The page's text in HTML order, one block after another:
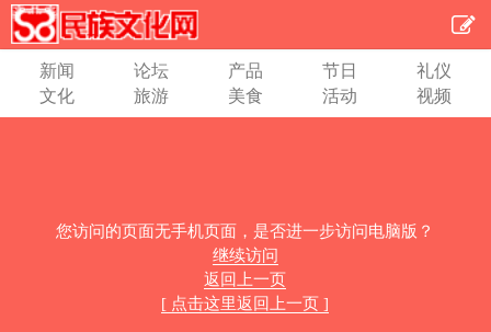
新闻 论坛 产品 节日
礼仪
文化
旅游 美食 活动 视频
您访问的页面无手机页面，是否进一步访问电脑版？
继续访问
返回上一页
[ 点击这里返回上一页 ]